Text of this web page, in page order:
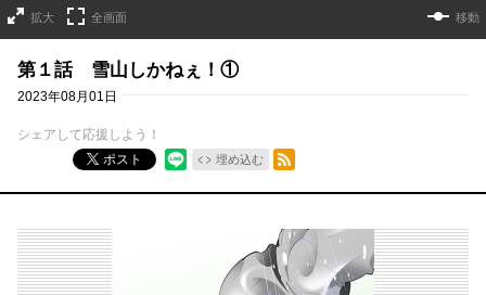
拡大 全画面 移動
第１話 雪山しかねぇ！①
2023年08月01日
シェアして応援しよう！
ポスト
埋め込む
RSSフィード